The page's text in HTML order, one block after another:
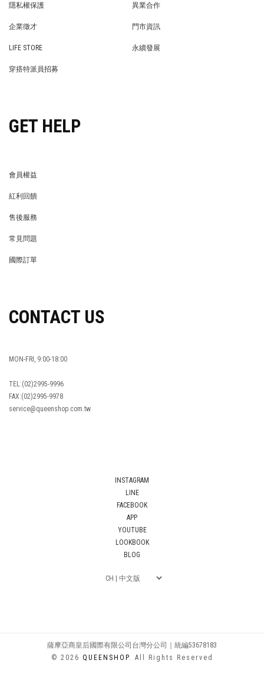
隱私權保護
異業合作
企業徵才
門市資訊
LIFE STORE
永續發展
穿搭特派員招募
GET HELP
會員權益
紅利回饋
售後服務
常見問題
國際訂單
CONTACT US
MON-FRI, 9:00-18:00
TEL:(02)2995-9996
FAX:(02)2995-9978
service@queenshop.com.tw
INSTAGRAM
LINE
FACEBOOK
APP
YOUTUBE
LOOKBOOK
BLOG
薩摩亞商皇后國際有限公司台灣分公司｜統編53678183
© 2026 QUEENSHOP. All Rights Reserved